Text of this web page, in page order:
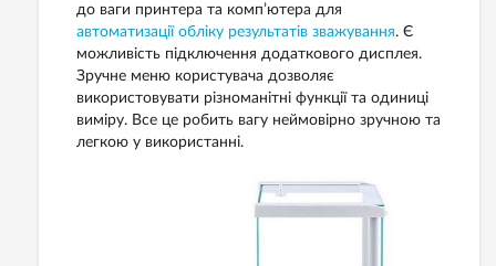
до ваги принтера та комп’ютера для
автоматизації обліку результатів зважування. Є
можливість підключення додаткового дисплея.
Зручне меню користувача дозволяє
використовувати різноманітні функції та одиниці
виміру. Все це робить вагу неймовірно зручною та
легкою у використанні.